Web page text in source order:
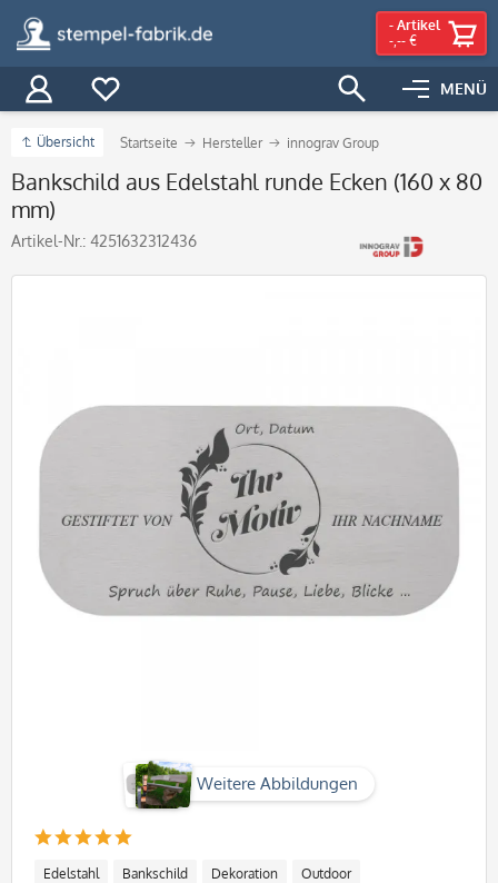
MENÜ
- Artikel
-,-- €
Übersicht Startseite Hersteller innograv Group
Bankschild aus Edelstahl runde Ecken (160 x 80
mm)
Artikel-Nr.: 4251632312436
Weitere Abbildungen
Edelstahl Bankschild Dekoration Outdoor